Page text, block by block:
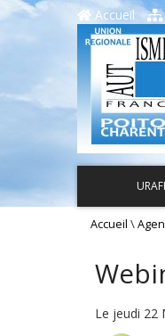
Accueil
Accueil \
Le jeudi 22